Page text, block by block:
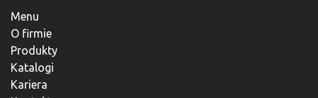
Menu
O firmie
Produkty
Katalogi
Kariera